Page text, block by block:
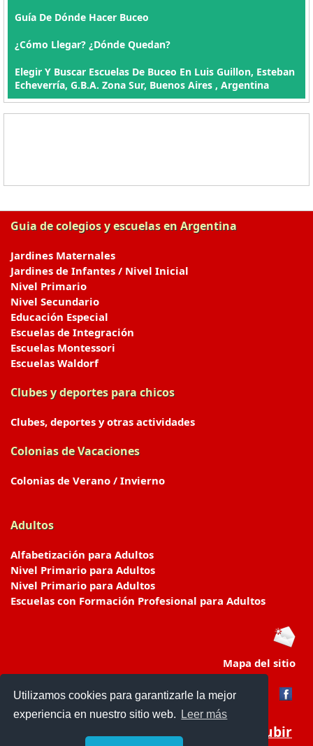
Utilizamos cookies para garantizarle la mejor
experiencia en nuestro sitio web.
Leer más
Guía De Dónde Hacer Buceo
¿Cómo Llegar? ¿Dónde Quedan?
Elegir Y Buscar Escuelas De Buceo En Luis Guillon, Esteban
Echeverría, G.B.A. Zona Sur, Buenos Aires , Argentina
Guia de colegios y escuelas en Argentina
Jardines Maternales
Jardines de Infantes / Nivel Inicial
Nivel Primario
Nivel Secundario
Educación Especial
Escuelas de Integración
Escuelas Montessori
Escuelas Waldorf
Clubes y deportes para chicos
Clubes, deportes y otras actividades
Colonias de Vacaciones
Colonias de Verano / Invierno
Adultos
Alfabetización para Adultos
Nivel Primario para Adultos
Nivel Primario para Adultos
Escuelas con Formación Profesional para Adultos
Mapa del sitio
Subir